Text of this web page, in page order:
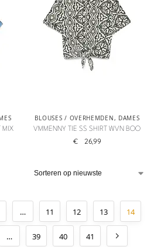
MIX
BLOUSES / OVERHEMDEN, DAMES
VMMENNY TIE SS SHIRT WVN BOO
€ 26,99
… 11 12 13 14
… 39 40 41